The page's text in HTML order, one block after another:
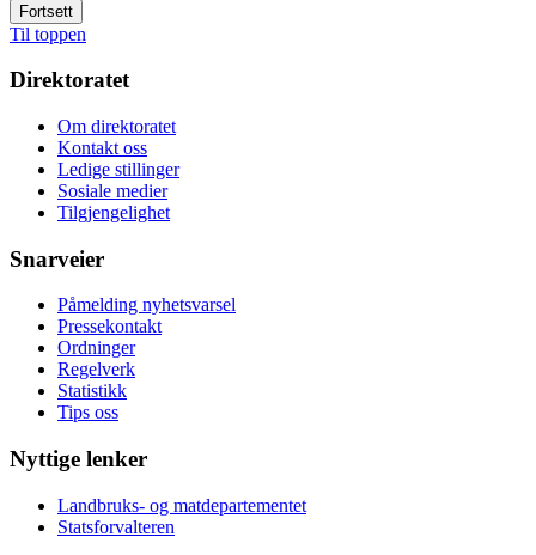
Fortsett
Til toppen
Direktoratet
Om direktoratet
Kontakt oss
Ledige stillinger
Sosiale medier
Tilgjengelighet
Snarveier
Påmelding nyhetsvarsel
Pressekontakt
Ordninger
Regelverk
Statistikk
Tips oss
Nyttige lenker
Landbruks- og matdepartementet
Statsforvalteren